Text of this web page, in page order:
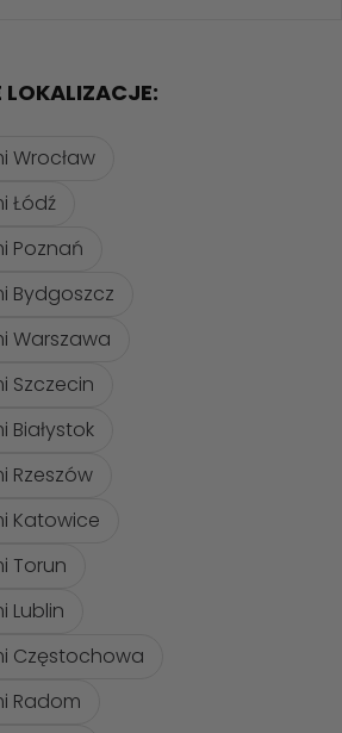
Wrocław
Łódź
Poznań
Bydgoszcz
Warszawa
Szczecin
Białystok
Rzeszów
Katowice
Torun
Lublin
Częstochowa
Radom